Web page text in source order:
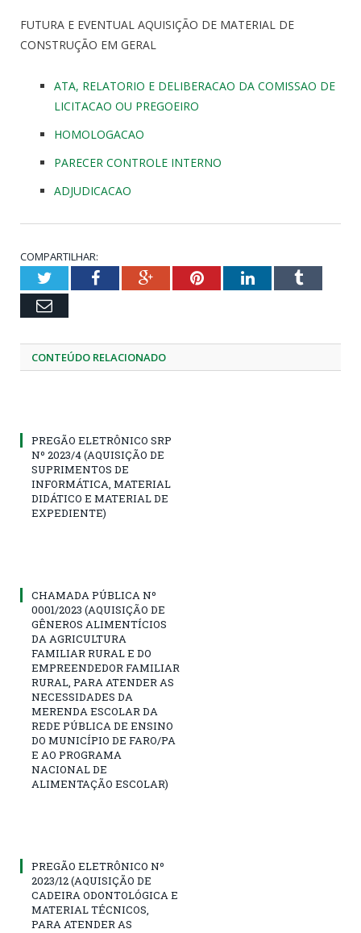
FUTURA E EVENTUAL AQUISIÇÃO DE MATERIAL DE
CONSTRUÇÃO EM GERAL
ATA, RELATORIO E DELIBERACAO DA COMISSAO DE
LICITACAO OU PREGOEIRO
HOMOLOGACAO
PARECER CONTROLE INTERNO
ADJUDICACAO
COMPARTILHAR:
TwitterFacebookGoogle+PinterestLinkedInTumblr
Email
CONTEÚDO RELACIONADO
PREGÃO ELETRÔNICO SRP
Nº 2023/4 (AQUISIÇÃO DE
SUPRIMENTOS DE
INFORMÁTICA, MATERIAL
DIDÁTICO E MATERIAL DE
EXPEDIENTE)
CHAMADA PÚBLICA Nº
0001/2023 (AQUISIÇÃO DE
GÊNEROS ALIMENTÍCIOS
DA AGRICULTURA
FAMILIAR RURAL E DO
EMPREENDEDOR FAMILIAR
RURAL, PARA ATENDER AS
NECESSIDADES DA
MERENDA ESCOLAR DA
REDE PÚBLICA DE ENSINO
DO MUNICÍPIO DE FARO/PA
E AO PROGRAMA
NACIONAL DE
ALIMENTAÇÃO ESCOLAR)
PREGÃO ELETRÔNICO Nº
2023/12 (AQUISIÇÃO DE
CADEIRA ODONTOLÓGICA E
MATERIAL TÉCNICOS,
PARA ATENDER AS